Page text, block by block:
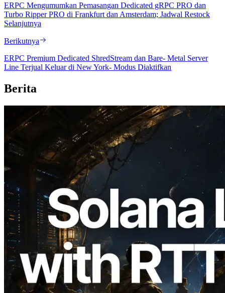
ERPC Mengumumkan Pemasangan Dedicated gRPC PRO dan
Turbo Ripper PRO di Frankfurt dan Amsterdam; Jadwal Restock
Selanjutnya
Berikutnya
ERPC Premium Dedicated ShredStream dan Bare- Metal Server
Line Terjual Keluar di New York- Modus Diaktifkan
Berita
2026.08.05
ERPC Memperluas Solana Leader Slot
API dengan Pengukuran Ping dari 7
Region Global — Validators Information
API Juga Diluncurkan